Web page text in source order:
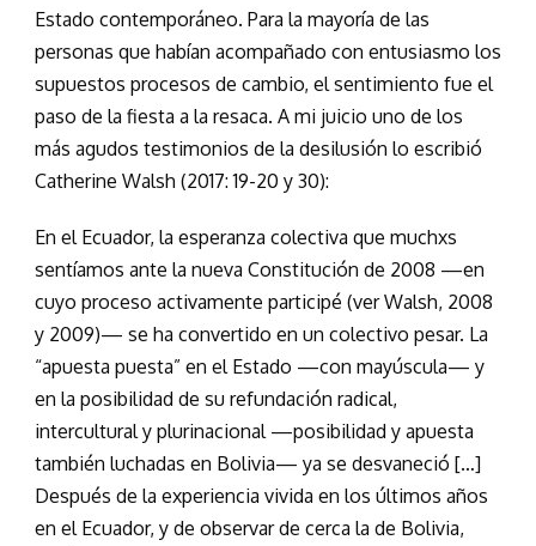
Estado contemporáneo. Para la mayoría de las
personas que habían acompañado con entusiasmo los
supuestos procesos de cambio, el sentimiento fue el
paso de la fiesta a la resaca. A mi juicio uno de los
más agudos testimonios de la desilusión lo escribió
Catherine Walsh (2017: 19-20 y 30):
En el Ecuador, la esperanza colectiva que muchxs
sentíamos ante la nueva Constitución de 2008 —en
cuyo proceso activamente participé (ver Walsh, 2008
y 2009)— se ha convertido en un colectivo pesar. La
“apuesta puesta” en el Estado —con mayúscula— y
en la posibilidad de su refundación radical,
intercultural y plurinacional —posibilidad y apuesta
también luchadas en Bolivia— ya se desvaneció […]
Después de la experiencia vivida en los últimos años
en el Ecuador, y de observar de cerca la de Bolivia,